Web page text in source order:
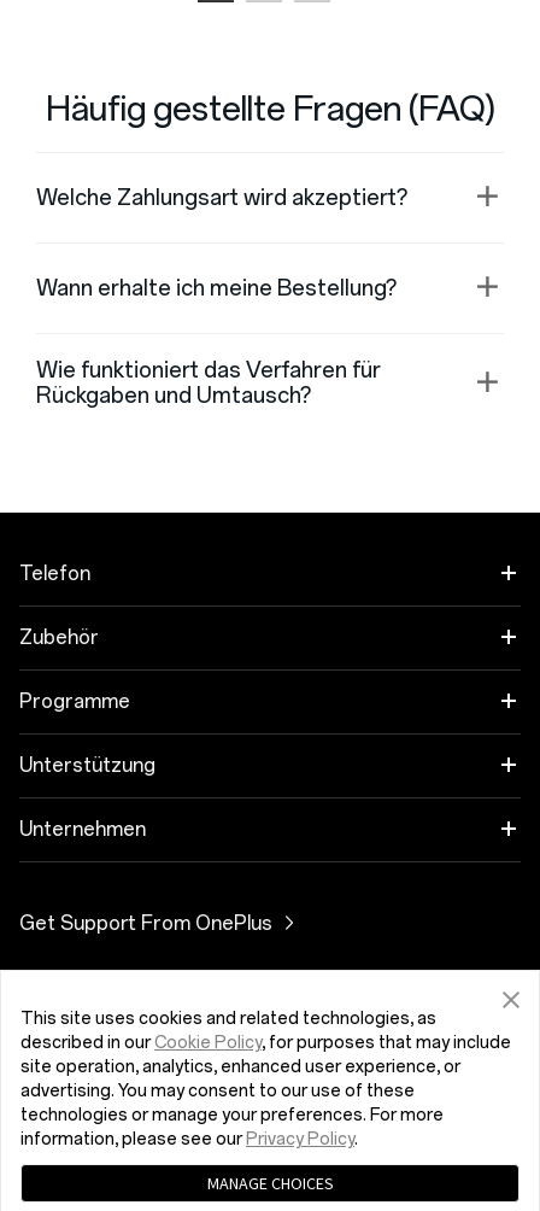
Häufig gestellte Fragen (FAQ)
Welche Zahlungsart wird akzeptiert?
Wann erhalte ich meine Bestellung?
Wie funktioniert das Verfahren für
Rückgaben und Umtausch?
Telefon
OnePlus Open
OnePlus 11 5G
OnePlus 10T 5G
OnePlus Nord 2T 5G
Zubehör
Audio
Hüllen und Schutz
Ladegeräte und Kabel
Ausrüstung
Programme
Verbinde deine OnePlus-Geräte
Rabattprogramm
Partnerprogramm
Unterstützung
FAQs zum Thema Kauf
Kontakt
Unternehmen
Red Cable Club
OnePlus Store-App
OxygenOS
Get Support From OnePlus
Luxemburg (Deutsch)
Datenschutzrichtlinie
Nutzungsbedingungen
Verkaufsbedingungen gelesen und stimme ihnen zu
This site uses cookies and related technologies, as
described in ourCookie Policy, for purposes that may include
site operation, analytics, enhanced user experience, or
advertising. You may consent to our use of these
technologies or manage your preferences. For more
information, please see our Privacy Policy.
MANAGE CHOICES